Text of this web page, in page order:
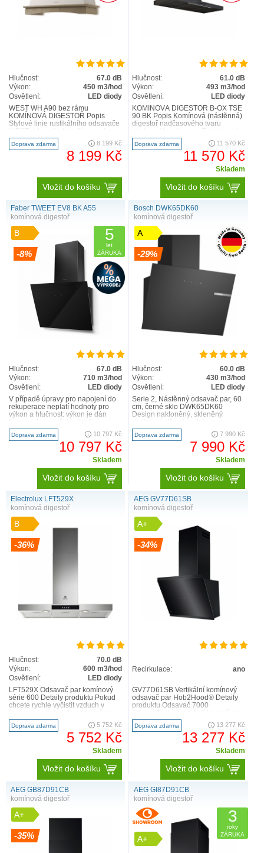
Hlučnost:
67.0 dB
Výkon:
450 m3/hod
Osvětlení:
LED diody
WEST WH A90 bez rámu
KOMÍNOVÁ DIGESTOŘ Popis
Stylové linie rustikálního odsavače
v každé tradiční kuchyni, ať..
Doprava zdarma 8 199 Kč
8 199 Kč
Vložit do košíku
Hlučnost:
61.0 dB
Výkon:
493 m3/hod
Osvětlení:
LED diody
KOMÍNOVÁ DIGESTOŘ B-OX TSE
90 BK Popis Komínová (nástěnná)
digestoř nadčasového tvaru
výkonným motorem s nízkou..
Doprava zdarma 11 570 Kč
11 570 Kč
Skladem
Vložit do košíku
Faber TWEET EV8 BK A55
komínová digestoř
B
-8%
5
let
ZÁRUKA
Hlučnost:
67.0 dB
Výkon:
710 m3/hod
Osvětlení:
LED diody
V případě úpravy pro napojení do
rekuperace neplatí hodnoty pro
výkon a hlučnost: výkon je dán
hlučnost odpovídá hlučn..
Doprava zdarma 10 797 Kč
10 797 Kč
Skladem
Vložit do košíku
Bosch DWK65DK60
komínová digestoř
A
-29%
Hlučnost:
60.0 dB
Výkon:
430 m3/hod
Osvětlení:
LED diody
Serie 2, Nástěnný odsavač par, 60
cm, černé sklo DWK65DK60
Design nakloněný, skleněný
skleněný panel: černé sklo m..
Doprava zdarma 7 990 Kč
7 990 Kč
Skladem
Vložit do košíku
Electrolux LFT529X
komínová digestoř
B
-36%
Hlučnost:
70.0 dB
Výkon:
600 m3/hod
Osvětlení:
LED diody
LFT529X Odsavač par komínový
série 600 Detaily produktu Pokud
chcete rychle vyčistit vzduch v
ExtractionTech 600..
Doprava zdarma 5 752 Kč
5 752 Kč
Skladem
Vložit do košíku
AEG GV77D61SB
komínová digestoř
A+
-34%
Recirkulace: ano
GV77D61SB Vertikální komínový
odsavač par Hob2Hood® Detaily
produktu Odsavač 7000
nepříjemného pachu při vaření ..
Doprava zdarma 13 277 Kč
13 277 Kč
Skladem
Vložit do košíku
AEG GB87D91CB
komínová digestoř
A+
-35%
AEG GI87D91CB
komínová digestoř
A+
3
roky
ZÁRUKA